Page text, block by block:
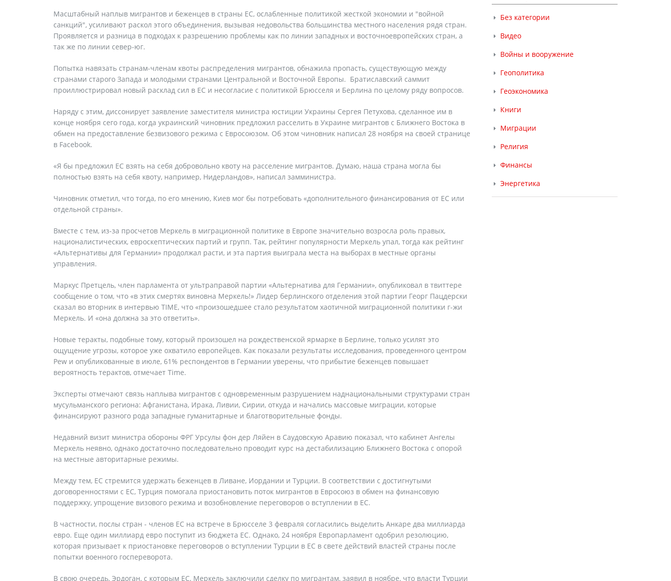
Масштабный наплыв мигрантов и беженцев в страны ЕС, ослабленные политикой жесткой экономии и "войной
санкций", усиливают раскол этого объединения, вызывая недовольства большинства местного населения рядя стран.
Проявляется и разница в подходах к разрешению проблемы как по линии западных и восточноевропейских стран, а
так же по линии север-юг.
Попытка навязать странам-членам квоты распределения мигрантов, обнажила пропасть, существующую между
странами старого Запада и молодыми странами Центральной и Восточной Европы. Братиславский саммит
проиллюстрировал новый расклад сил в ЕС и несогласие с политикой Брюсселя и Берлина по целому ряду вопросов.
Наряду с этим, диссонирует заявление заместителя министра юстиции Украины Сергея Петухова, сделанное им в
конце ноября сего года, когда украинский чиновник предложил расселить в Украине мигрантов с Ближнего Востока в
обмен на предоставление безвизового режима с Евросоюзом. Об этом чиновник написал 28 ноября на своей странице
в Facebook.
«Я бы предложил ЕС взять на себя добровольно квоту на расселение мигрантов. Думаю, наша страна могла бы
полностью взять на себя квоту, например, Нидерландов», написал замминистра.
Чиновник отметил, что тогда, по его мнению, Киев мог бы потребовать «дополнительного финансирования от ЕС или
отдельной страны».
Вместе с тем, из-за просчетов Меркель в миграционной политике в Европе значительно возросла роль правых,
националистических, евроскептических партий и групп. Так, рейтинг популярности Меркель упал, тогда как рейтинг
«Альтернативы для Германии» продолжал расти, и эта партия выиграла места на выборах в местные органы
управления.
Маркус Претцель, член парламента от ультраправой партии «Альтернатива для Германии», опубликовал в твиттере
сообщение о том, что «в этих смертях виновна Меркель!» Лидер берлинского отделения этой партии Георг Пацдерски
сказал во вторник в интервью TIME, что «произошедшее стало результатом хаотичной миграционной политики г-жи
Меркель. И «она должна за это ответить».
Новые теракты, подобные тому, который произошел на рождественской ярмарке в Берлине, только усилят это
ощущение угрозы, которое уже охватило европейцев. Как показали результаты исследования, проведенного центром
Pew и опубликованные в июле, 61% респондентов в Германии уверены, что прибытие беженцев повышает
вероятность терактов, отмечает Time.
Эксперты отмечают связь наплыва мигрантов с одновременным разрушением наднациональными структурами стран
мусульманского региона: Афганистана, Ирака, Ливии, Сирии, откуда и начались массовые миграции, которые
финансируют разного рода западные гуманитарные и благотворительные фонды.
Недавний визит министра обороны ФРГ Урсулы фон дер Ляйен в Саудовскую Аравию показал, что кабинет Ангелы
Меркель неявно, однако достаточно последовательно проводит курс на дестабилизацию Ближнего Востока с опорой
на местные авторитарные режимы.
Между тем, ЕС стремится удержать беженцев в Ливане, Иордании и Турции. В соответствии с достигнутыми
договоренностями с ЕС, Турция помогала приостановить поток мигрантов в Евросоюз в обмен на финансовую
поддержку, упрощение визового режима и возобновление переговоров о вступлении в ЕС.
В частности, послы стран - членов ЕС на встрече в Брюсселе 3 февраля согласились выделить Анкаре два миллиарда
евро. Еще один миллиард евро поступит из бюджета ЕС. Однако, 24 ноября Европарламент одобрил резолюцию,
которая призывает к приостановке переговоров о вступлении Турции в ЕС в свете действий властей страны после
попытки военного госпереворота.
В свою очередь, Эрдоган, с которым ЕС, Меркель заключили сделку по мигрантам, заявил в ноябре, что власти Турции
Без категории
Видео
Войны и вооружение
Геополитика
Геоэкономика
Книги
Миграции
Религия
Финансы
Энергетика